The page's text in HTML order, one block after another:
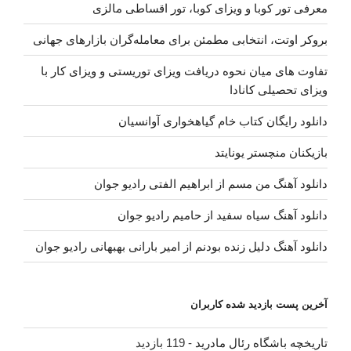
معرفی تور کوبا و ویزای کوبا، تور اقساطی مالزی
بروکر اوتت، انتخابی مطمئن برای معامله‌گران بازارهای جهانی
تفاوت های میان نحوه دریافت ویزای توریستی و ویزای کار با
ویزای تحصیلی کانادا
دانلود رایگان کتاب خام گیاهخواری آوانسیان
بازیکنان منچستر یونایتد
دانلود آهنگ من مسم از ابراهیم الفتی رادیو جوان
دانلود آهنگ سیاه سفید از حامیم رادیو جوان
دانلود آهنگ دلیل زنده بودنم از امیر بارانی بهبهانی رادیو جوان
آخرین پست بازدید شده کاربران
تاریخچه باشگاه رئال مادرید - 119 بازدید